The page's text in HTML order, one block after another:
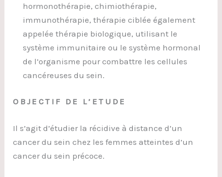
hormonothérapie, chimiothérapie,
immunothérapie, thérapie ciblée également
appelée thérapie biologique, utilisant le
système immunitaire ou le système hormonal
de l’organisme pour combattre les cellules
cancéreuses du sein.
OBJECTIF DE L’ETUDE
Il s’agit d’étudier la récidive à distance d’un
cancer du sein chez les femmes atteintes d’un
cancer du sein précoce.